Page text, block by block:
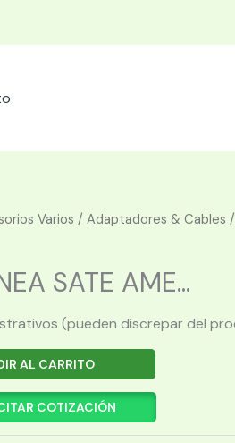
Varios / Adaptadores & Cables
SATE AME...
(pueden discrepar del
AL CARRITO
COTIZACIÓN